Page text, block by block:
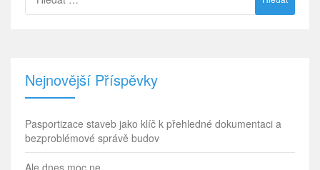
Nejnovější Příspěvky
Pasportizace staveb jako klíč k přehledné dokumentaci a
bezproblémové správě budov
Ale dnes moc ne